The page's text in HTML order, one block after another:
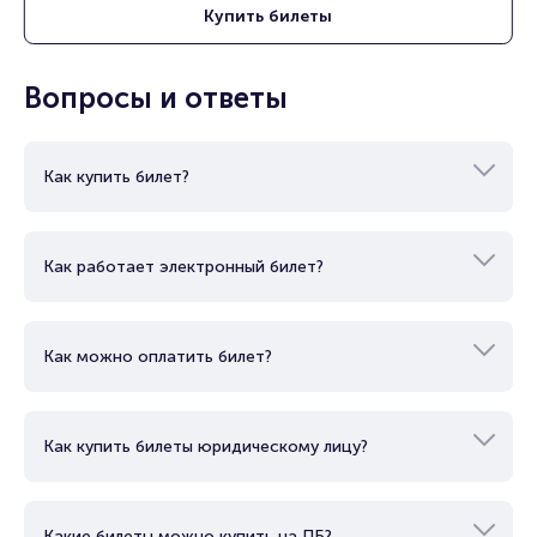
Купить билеты
Вопросы и ответы
Как купить билет?
Как работает электронный билет?
Как можно оплатить билет?
Как купить билеты юридическому лицу?